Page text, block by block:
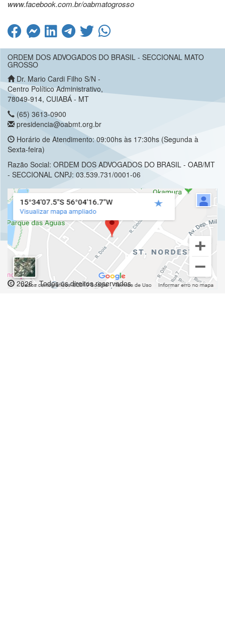
www.facebook.com.br/oabmatogrosso
ORDEM DOS ADVOGADOS DO BRASIL - SECCIONAL MATO
GROSSO
Dr. Mario Cardi Filho S/N -
Centro Político Administrativo,
78049-914, CUIABÁ - MT
(65) 3613-0900
presidencia@oabmt.org.br
Horário de Atendimento: 09:00hs às 17:30hs (Segunda à
Sexta-feira)
Razão Social: ORDEM DOS ADVOGADOS DO BRASIL - OAB/MT
- SECCIONAL CNPJ: 03.539.731/0001-06
2026 - Todos os direitos reservados